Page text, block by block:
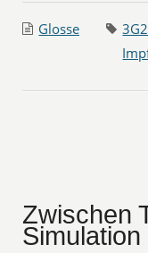
Glosse
Zwischen
Simulation